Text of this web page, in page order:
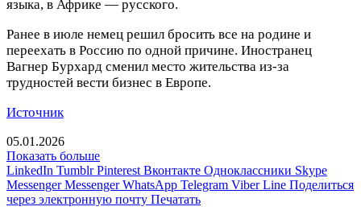
языка, в Африке — русского.
Ранее в июле немец решил бросить все на родине и
переехать в Россию по одной причине. Иностранец
Вагнер Бурхард сменил место жительства из-за
трудностей вести бизнес в Европе.
Источник
05.01.2026
Показать больше
LinkedIn Tumblr Pinterest Вконтакте Одноклассники Skype
Messenger Messenger WhatsApp Telegram Viber Line Поделиться
через электронную почту Печатать